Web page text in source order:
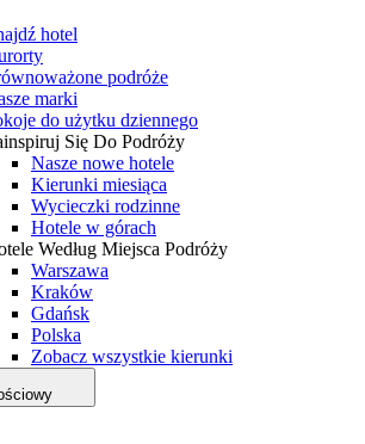
hotel
podróże
marki
do użytku dziennego
Się Do Podróży
Nasze nowe hotele
Kierunki miesiąca
Wycieczki rodzinne
Hotele w górach
Według Miejsca Podróży
Warszawa
Kraków
Gdańsk
Polska
Zobacz wszystkie kierunki